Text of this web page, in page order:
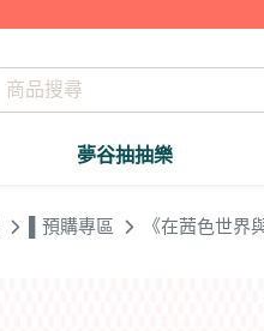
夢谷抽抽樂
▌預購專區 《在茜色世界